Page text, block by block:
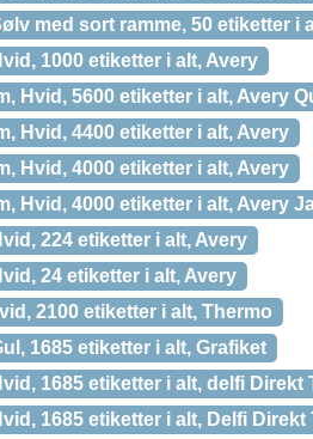
med sort ramme, 50 etiketter i
1000 etiketter i alt, Avery
Hvid, 5600 etiketter i alt, Avery
Hvid, 4400 etiketter i alt, Avery
Hvid, 4000 etiketter i alt, Avery
Hvid, 4000 etiketter i alt, Avery
224 etiketter i alt, Avery
24 etiketter i alt, Avery
2100 etiketter i alt, Thermo
1685 etiketter i alt, Grafiket
1685 etiketter i alt, delfi Direkt
1685 etiketter i alt, Delfi